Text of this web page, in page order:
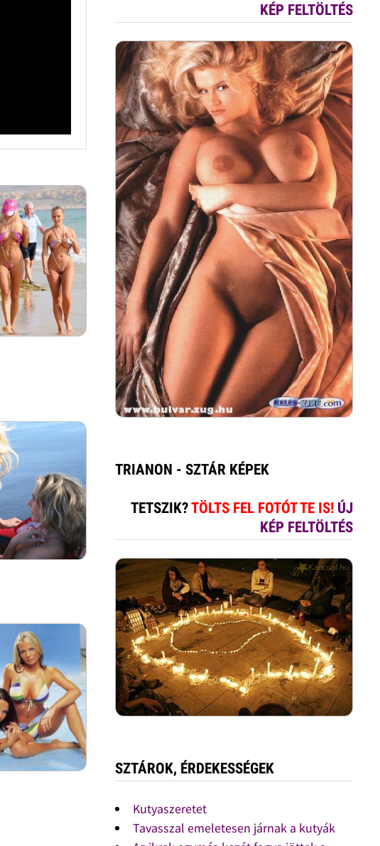
KÉP FELTÖLTÉS
TRIANON - SZTÁR KÉPEK
TETSZIK?TÖLTS FEL FOTÓT TE IS! ÚJ
KÉP FELTÖLTÉS
SZTÁROK, ÉRDEKESSÉGEK
Kutyaszeretet
Tavasszal emeletesen járnak a kutyák